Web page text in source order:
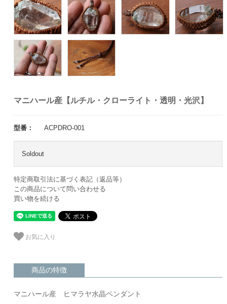
マニハール産【ルチル・クローライト・透明・光沢】
型番： ACPDRO-001
Soldout
特定商取引法に基づく表記（返品等）
この商品について問い合わせる
買い物を続ける
お気に入り
商品の特徴
マニハール産 ヒマラヤ水晶ペンダント